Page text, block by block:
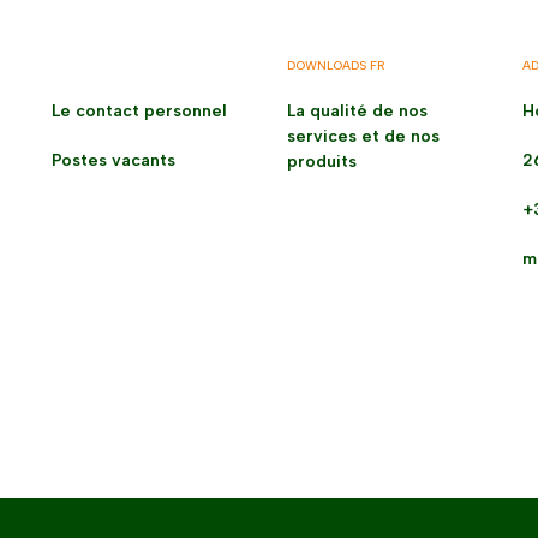
Le contact personnel
Postes vacants
DOWNLOADS FR
La qualité de nos
services et de nos
produits